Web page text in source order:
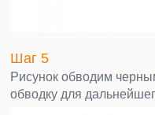
Шаг 5
Рисунок обводим
обводку для